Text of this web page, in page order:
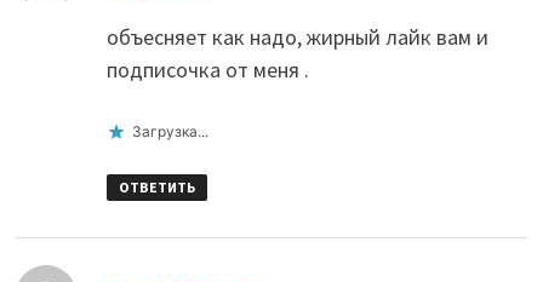
объесняет как надо, жирный лайк вам и
подписочка от меня .
Загрузка...
ОТВЕТИТЬ